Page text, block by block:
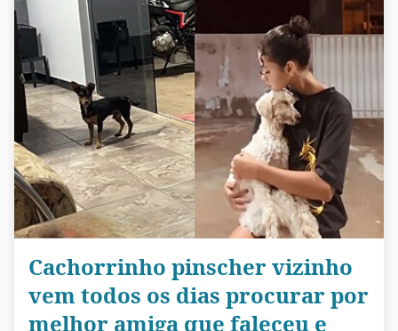
Cachorrinho pinscher vizinho
vem todos os dias procurar por
melhor amiga que faleceu e